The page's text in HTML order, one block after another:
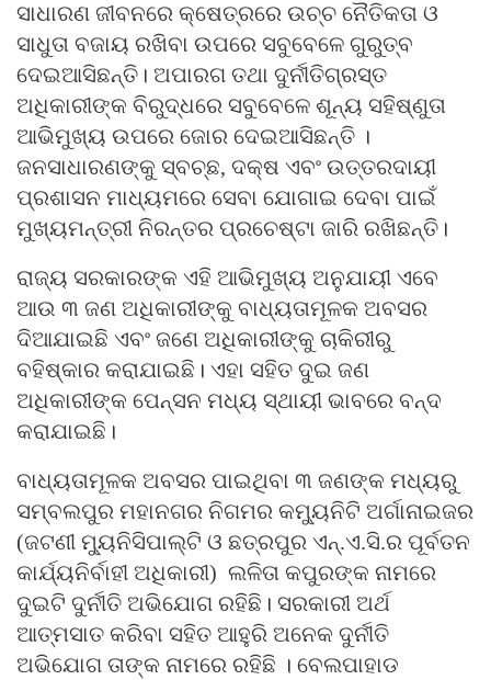
ସାଧାରଣ ଜୀବନରେ କ୍ଷେତ୍ରରେ ଉଚ୍ଚ ନୈତିକତା ଓ
ସାଧୁତା ବଜାୟ ରଖିବା ଉପରେ ସବୁବେଳେ ଗୁରୁତ୍ବ
ଦେଇଆସିଛନ୍ତି। ଅପାରଗ ତଥା ଦୁର୍ନୀତିଗ୍ରସ୍ତ
ଅଧିକାରୀଙ୍କ ବିରୁଦ୍ଧରେ ସବୁବେଳେ ଶୂନ୍ୟ ସହିଷ୍ଣୁତା
ଆଭିମୁଖ୍ୟ ଉପରେ ଜୋର ଦେଇଆସିଛନ୍ତି ।
ଜନସାଧାରଣଙ୍କୁ ସ୍ବଚ୍ଛ, ଦକ୍ଷ ଏବଂ ଉତ୍ତରଦାୟୀ
ପ୍ରଶାସନ ମାଧ୍ୟମରେ ସେବା ଯୋଗାଇ ଦେବା ପାଇଁ
ମୁଖ୍ୟମନ୍ତ୍ରୀ ନିରନ୍ତର ପ୍ରଚେଷ୍ଟା ଜାରି ରଖିଛନ୍ତି।
ରାଜ୍ୟ ସରକାରଙ୍କ ଏହି ଆଭିମୁଖ୍ୟ ଅନୁଯାୟୀ ଏବେ
ଆଉ ୩ ଜଣ ଅଧିକାରୀଙ୍କୁ ବାଧ୍ୟତାମୂଳକ ଅବସର
ଦିଆଯାଇଛି ଏବଂ ଜଣେ ଅଧିକାରୀଙ୍କୁ ଚାକିରୀରୁ
ବହିଷ୍କାର କରାଯାଇଛି। ଏହା ସହିତ ଦୁଇ ଜଣ
ଅଧିକାରୀଙ୍କ ପେନ୍‌ସନ ମଧ୍ୟ ସ୍ଥାୟୀ ଭାବରେ ବନ୍ଦ
କରାଯାଇଛି।
ବାଧ୍ୟତାମୂଳକ ଅବସର ପାଇଥିବା ୩ ଜଣଙ୍କ ମଧ୍ୟରୁ
ସମ୍ବଲପୁର ମହାନଗର ନିଗମର କମ୍ୟୁନିଟି ଅର୍ଗାନାଇଜର
(ଜଟଣୀ ମ୍ୟୁନିସିପାଲ୍‌ଟି ଓ ଛତ୍ରପୁର ଏନ୍‌.ଏ.ସି.ର ପୂର୍ବତନ
କାର୍ଯ୍ୟନିର୍ବାହୀ ଅଧିକାରୀ) ଲଳିତା କପୁରଙ୍କ ନାମରେ
ଦୁଇଟି ଦୁର୍ନୀତି ଅଭିଯୋଗ ରହିଛି। ସରକାରୀ ଅର୍ଥ
ଆତ୍ମସାତ କରିବା ସହିତ ଆହୁରି ଅନେକ ଦୁର୍ନୀତି
ଅଭିଯୋଗ ତାଙ୍କ ନାମରେ ରହିଛି । ବେଲପାହାଡ